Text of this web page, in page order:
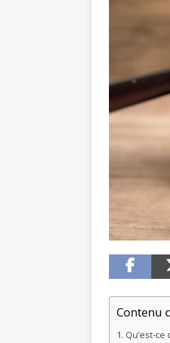
Contenu
Qu’est-ce